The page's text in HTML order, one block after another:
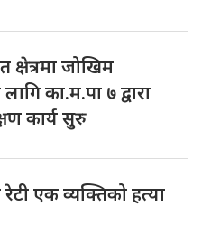
क्षेत्रमा जोखिम
का.म.पा ७ द्वारा
कार्य सुरु
रेटी एक व्यक्तिको हत्या